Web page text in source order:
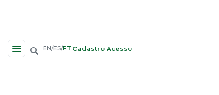
Navegação no Site
EN/ES/PT Cadastro Acesso